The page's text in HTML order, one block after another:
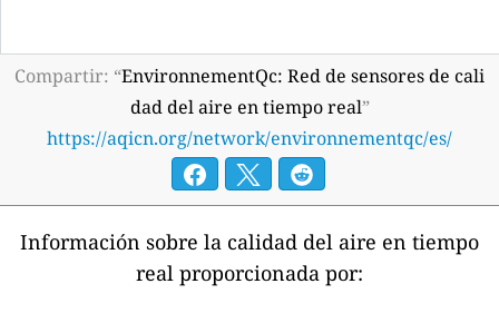
Compartir: “EnvironnementQc: Red de sensores de cali
dad del aire en tiempo real”
https://aqicn.org/network/environnementqc/es/
Información sobre la calidad del aire en tiempo
real proporcionada por: